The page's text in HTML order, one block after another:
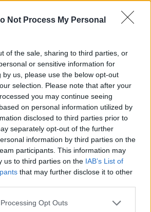
Not Process My Personal
of the sale, sharing to third parties, or
or sensitive information for
by us, please use the below opt-out
selection. Please note that after your
you may continue seeing
on personal information utilized by
disclosed to third parties prior to
separately opt-out of the further
information by third parties on the
participants. This information may
us to third parties on the IAB’s List of
that may further disclose it to other
Opt Outs
grafika
Kongresszusi Központ Pátria terem
Nemes Zsófia